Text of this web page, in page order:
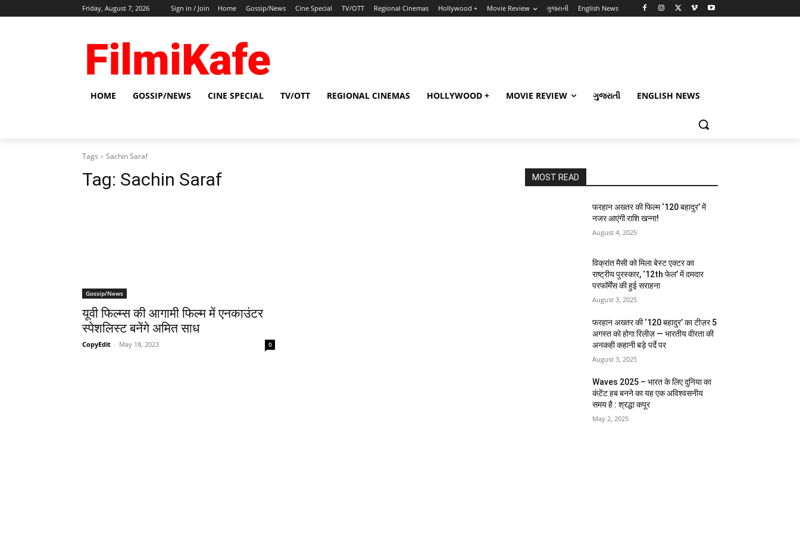
Friday, August 7, 2026 Sign in / Join Home Gossip/News Cine Special TV/OTT Regional Cinemas Hollywood + Movie Review ગુજરાતી English News
HOME GOSSIP/NEWS CINE SPECIAL TV/OTT REGIONAL CINEMAS HOLLYWOOD + MOVIE REVIEW ગુજરાતી ENGLISH NEWS
Tags Sachin Saraf
Tag: Sachin Saraf
Gossip/News
यूवी फिल्म्स की आगामी फिल्म में एनकाउंटर
स्पेशलिस्ट बनेंगे अमित साध
CopyEdit - May 18, 2023 0
MOST READ
फरहान अख्तर की फिल्म ‘120 बहादुर’ में
नजर आएंगी राशि खन्ना!
August 4, 2025
विक्रांत मैसी को मिला बेस्ट एक्टर का
राष्ट्रीय पुरस्कार, ‘12th फेल’ में दमदार
परफॉर्मेंस की हुई सराहना
August 3, 2025
फरहान अख्तर की ‘120 बहादुर’ का टीज़र 5
अगस्त को होगा रिलीज़ — भारतीय वीरता की
अनकही कहानी बड़े पर्दे पर
August 3, 2025
Waves 2025 – भारत के लिए दुनिया का
कंटेंट हब बनने का यह एक अविश्वसनीय
समय है : श्रद्धा कपूर
May 2, 2025